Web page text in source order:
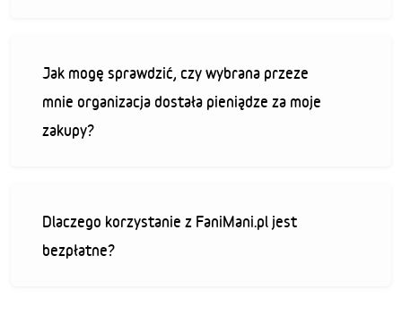
Jak mogę sprawdzić, czy wybrana przeze
mnie organizacja dostała pieniądze za moje
zakupy?
Dlaczego korzystanie z FaniMani.pl jest
bezpłatne?